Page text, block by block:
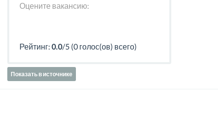
Оцените вакансию:
Рейтинг: 0.0/5 (0 голос(ов) всего)
Показать в источнике